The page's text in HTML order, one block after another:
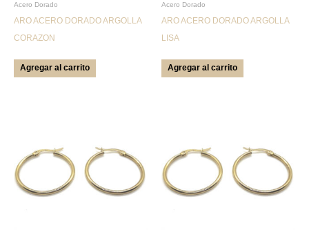
Acero Dorado
ARO ACERO DORADO ARGOLLA
CORAZON
Agregar al carrito
Acero Dorado
ARO ACERO DORADO ARGOLLA
LISA
Agregar al carrito